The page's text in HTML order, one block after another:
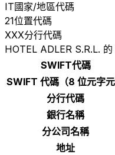
IT國家/地區代碼
21位置代碼
XXX分行代碼
HOTEL ADLER S.R.L.
SWIFT代碼
SWIFT 代碼（8 位元字元
分行代碼
銀行名稱
分公司名稱
地址